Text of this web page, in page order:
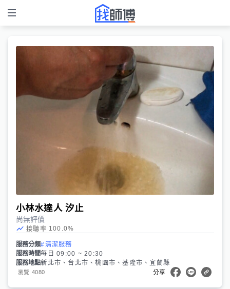
小林水達人 汐止
尚無評價
接聽率 100.0%
服務分類#清潔服務
服務時間每日 09:00 ~ 20:30
服務地點新北市、台北市、桃園市、基隆市、宜蘭縣
瀏覽 4080 分享